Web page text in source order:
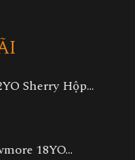
Sherry Hộp...
18YO...